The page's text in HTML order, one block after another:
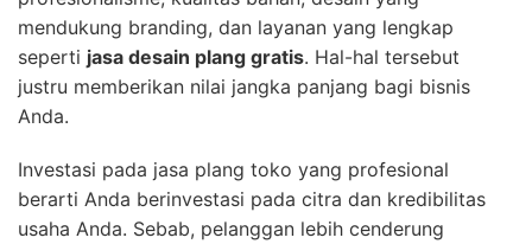
mendukung branding, dan layanan yang lengkap
seperti jasa desain plang gratis. Hal-hal tersebut
justru memberikan nilai jangka panjang bagi bisnis
Anda.
Investasi pada jasa plang toko yang profesional
berarti Anda berinvestasi pada citra dan kredibilitas
usaha Anda. Sebab, pelanggan lebih cenderung